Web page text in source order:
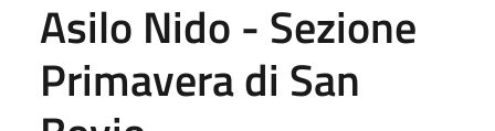
Asilo Nido - Sezione
Primavera di San